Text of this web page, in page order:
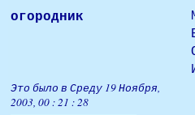
огородник
Это было в Среду 19 Ноября,
2003, 00 : 21 : 28